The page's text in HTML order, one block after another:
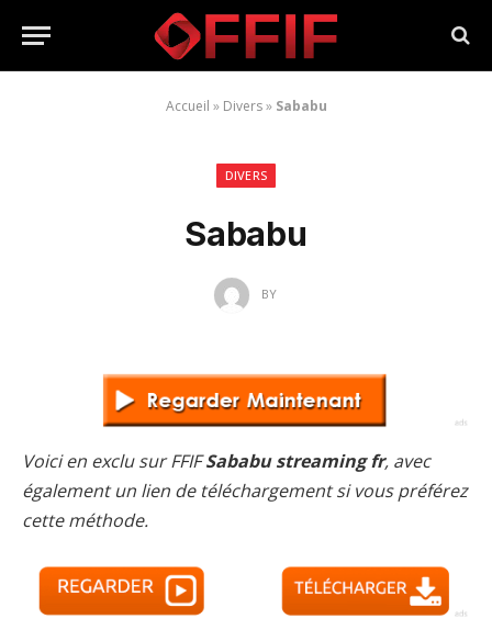
Accueil » Divers» Sababu
DIVERS
Sababu
BY
Voici en exclu sur FFIFSababu streaming fr, avec
également un lien de téléchargement si vous préférez
cette méthode.